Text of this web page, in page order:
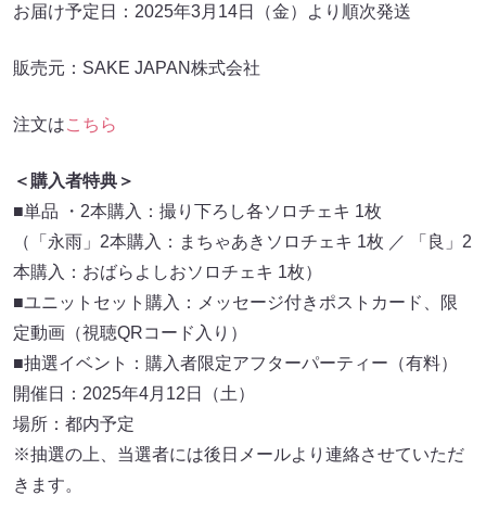
お届け予定日：2025年3月14日（金）より順次発送
販売元：SAKE JAPAN株式会社
注文はこちら
＜購入者特典＞
■単品 ・2本購入：撮り下ろし各ソロチェキ 1枚
（「永雨」2本購入：まちゃあきソロチェキ 1枚 ／ 「良」2
本購入：おばらよしおソロチェキ 1枚）
■ユニットセット購入：メッセージ付きポストカード、限
定動画（視聴QRコード入り）
■抽選イベント：購入者限定アフターパーティー（有料）
開催日：2025年4月12日（土）
場所：都内予定
※抽選の上、当選者には後日メールより連絡させていただ
きます。